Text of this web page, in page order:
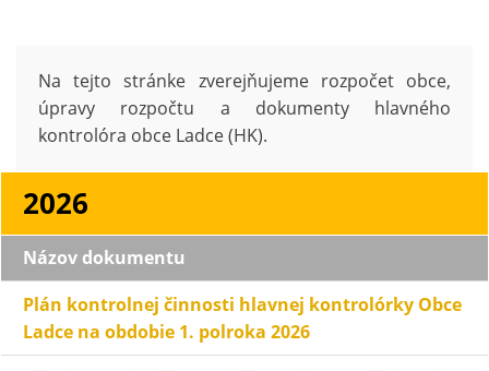
Na tejto stránke zverejňujeme rozpočet obce,
úpravy rozpočtu a dokumenty hlavného
kontrolóra obce Ladce (HK).
2026
Názov dokumentu
Plán kontrolnej činnosti hlavnej kontrolórky Obce
Ladce na obdobie 1. polroka 2026